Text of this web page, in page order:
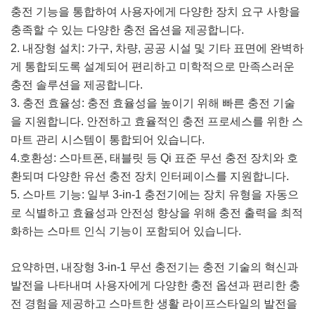
충전 기능을 통합하여 사용자에게 다양한 장치 요구 사항을
충족할 수 있는 다양한 충전 옵션을 제공합니다.
2. 내장형 설치: 가구, 차량, 공공 시설 및 기타 표면에 완벽하
게 통합되도록 설계되어 편리하고 미학적으로 만족스러운
충전 솔루션을 제공합니다.
3. 충전 효율성: 충전 효율성을 높이기 위해 빠른 충전 기술
을 지원합니다. 안전하고 효율적인 충전 프로세스를 위한 스
마트 관리 시스템이 통합되어 있습니다.
4.호환성: 스마트폰, 태블릿 등 Qi 표준 무선 충전 장치와 호
환되며 다양한 유선 충전 장치 인터페이스를 지원합니다.
5. 스마트 기능: 일부 3-in-1 충전기에는 장치 유형을 자동으
로 식별하고 효율성과 안전성 향상을 위해 충전 출력을 최적
화하는 스마트 인식 기능이 포함되어 있습니다.
요약하면, 내장형 3-in-1 무선 충전기는 충전 기술의 혁신과
발전을 나타내며 사용자에게 다양한 충전 옵션과 편리한 충
전 경험을 제공하고 스마트한 생활 라이프스타일의 발전을